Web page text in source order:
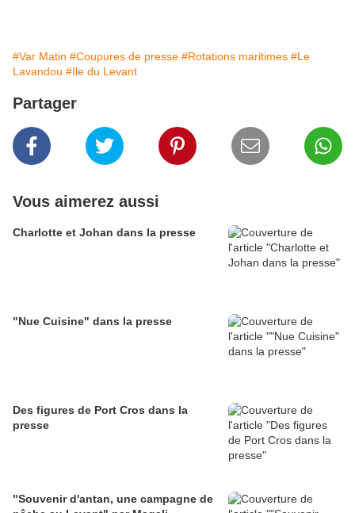
#Var Matin #Coupures de presse #Rotations maritimes #Le
Lavandou #Ile du Levant
Partager
Vous aimerez aussi
Charlotte et Johan dans la presse
"Nue Cuisine" dans la presse
Des figures de Port Cros dans la
presse
"Souvenir d'antan, une campagne de